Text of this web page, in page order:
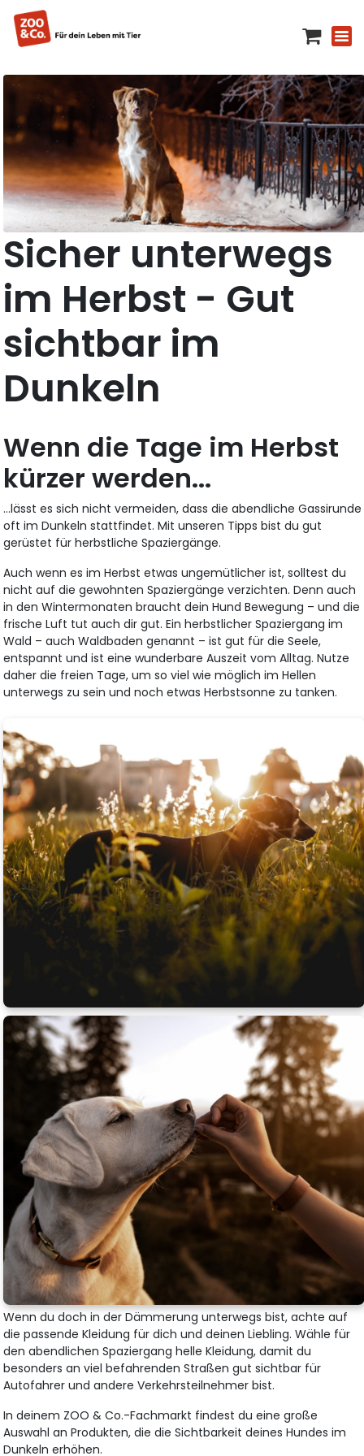
Sicher unterwegs
im Herbst - Gut
sichtbar im
Dunkeln
Wenn die Tage im Herbst
kürzer werden...
...lässt es sich nicht vermeiden, dass die abendliche Gassirunde
oft im Dunkeln stattfindet. Mit unseren Tipps bist du gut
gerüstet für herbstliche Spaziergänge.
Auch wenn es im Herbst etwas ungemütlicher ist, solltest du
nicht auf die gewohnten Spaziergänge verzichten. Denn auch
in den Wintermonaten braucht dein Hund Bewegung – und die
frische Luft tut auch dir gut. Ein herbstlicher Spaziergang im
Wald – auch Waldbaden genannt – ist gut für die Seele,
entspannt und ist eine wunderbare Auszeit vom Alltag. Nutze
daher die freien Tage, um so viel wie möglich im Hellen
unterwegs zu sein und noch etwas Herbstsonne zu tanken.
Wenn du doch in der Dämmerung unterwegs bist, achte auf
die passende Kleidung für dich und deinen Liebling. Wähle für
den abendlichen Spaziergang helle Kleidung, damit du
besonders an viel befahrenden Straßen gut sichtbar für
Autofahrer und andere Verkehrsteilnehmer bist.
In deinem ZOO & Co.-Fachmarkt findest du eine große
Auswahl an Produkten, die die Sichtbarkeit deines Hundes im
Dunkeln erhöhen.